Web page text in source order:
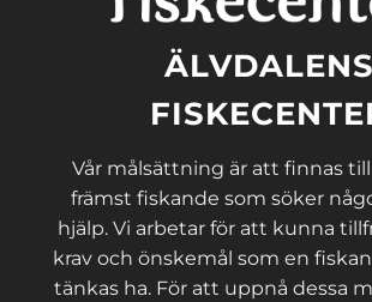
ÄLVDALENS
Vår målsättning är att finnas
främst fiskande som söker
hjälp. Vi arbetar för att kunna
krav och önskemål som en
tänkas ha. För att uppnå dessa